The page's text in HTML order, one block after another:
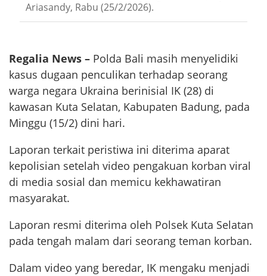
Ariasandy, Rabu (25/2/2026).
Regalia News – Polda Bali masih menyelidiki
kasus dugaan penculikan terhadap seorang
warga negara Ukraina berinisial IK (28) di
kawasan Kuta Selatan, Kabupaten Badung, pada
Minggu (15/2) dini hari.
Laporan terkait peristiwa ini diterima aparat
kepolisian setelah video pengakuan korban viral
di media sosial dan memicu kekhawatiran
masyarakat.
Laporan resmi diterima oleh Polsek Kuta Selatan
pada tengah malam dari seorang teman korban.
Dalam video yang beredar, IK mengaku menjadi